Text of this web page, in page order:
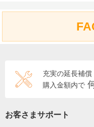
充実の延長補償
購入金額内で
お客さまサポート